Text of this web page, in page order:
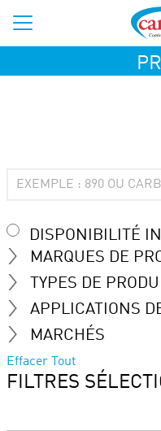
DISPONIBILITÉ
MARQUES DE
TYPES DE
APPLICATIONS
MARCHÉS
Effacer Tout
FILTRES